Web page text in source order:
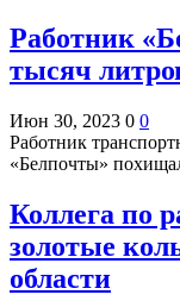
Работник
тысяч
Июн 30, 2023 0 0
Работник
«Белпочты»
Коллега по
золотые
области